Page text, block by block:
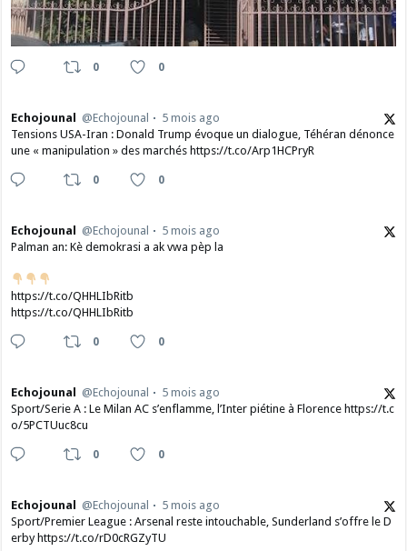
0 0
Echojounal @Echojounal
5 mois ago
Tensions USA-Iran : Donald Trump évoque un dialogue, Téhéran dénonce
une « manipulation » des marchés https://t.co/Arp1HCPryR
0 0
Echojounal @Echojounal
5 mois ago
Palman an: Kè demokrasi a ak vwa pèp la
https://t.co/QHHLIbRitb
https://t.co/QHHLIbRitb
0 0
Echojounal @Echojounal
5 mois ago
Sport/Serie A : Le Milan AC s’enflamme, l’Inter piétine à Florence https://t.c
o/5PCTUuc8cu
0 0
Echojounal @Echojounal
5 mois ago
Sport/Premier League : Arsenal reste intouchable, Sunderland s’offre le D
erby https://t.co/rD0cRGZyTU